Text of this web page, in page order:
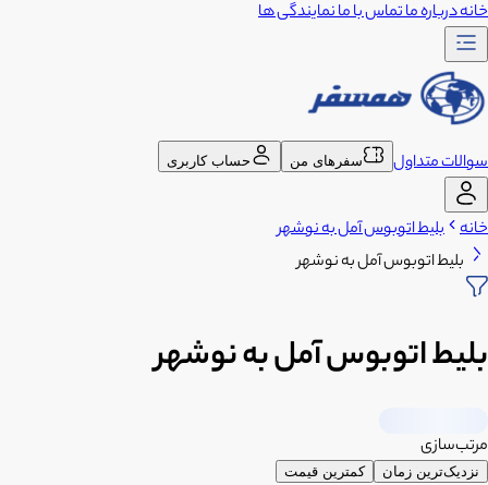
خانهدرباره ماتماس با مانمایندگی ها
سوالات متداول سفرهای من حساب کاربری
خانه بلیط اتوبوس آمل به نوشهر
بلیط اتوبوس آمل به نوشهر
بلیط اتوبوس آمل به نوشهر
مرتب‌سازی
نزدیک‌ترین زمان کمترین قیمت